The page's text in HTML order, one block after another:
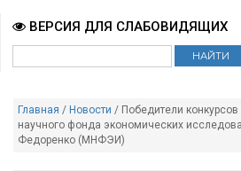
ВЕРСИЯ ДЛЯ СЛАБОВИДЯЩИХ
Главная / Новости / Победители
научного фонда экономических
Федоренко (МНФЭИ)